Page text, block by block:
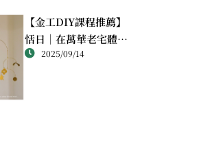
【金工DIY課程推薦】
恬日｜在萬華老宅體驗
純銀手作
2025/09/14